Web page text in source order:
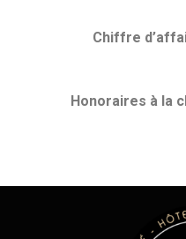
Chiffre
Honoraires à la